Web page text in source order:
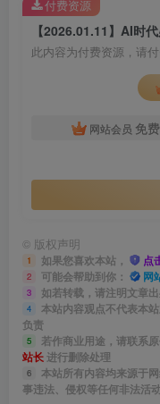
此内容为付费资源，请
网站会员 免费
付费资源
© 版权声明
1 如果您喜欢本站， 点
2 可能会帮助到你： 网
3 如若转载，请注明文章
4
本站内容观点不代表本
负责
5 若作商业用途，请联系
站长进行删除处理
6
本站所有内容均来源于
事违法、侵权等任何非法活